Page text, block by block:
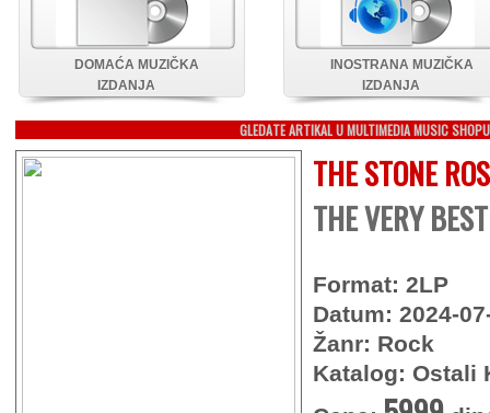
DOMAĆA MUZIČKA
IZDANJA
INOSTRANA MUZIČKA
IZDANJA
GLEDATE ARTIKAL U MULTIMEDIA MUSIC SHOPU
THE STONE
THE VERY
Format: 2LP
Datum: 2024-
Žanr: Rock
Katalog: Ostali